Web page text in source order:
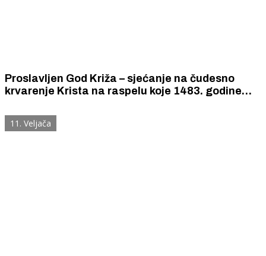
Proslavljen God Križa – sjećanje na čudesno
krvarenje Krista na raspelu koje 1483. godine
11. Veljača